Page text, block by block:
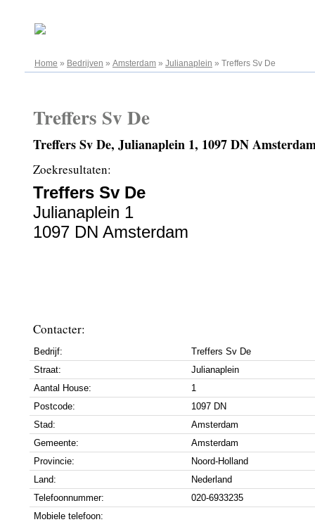
Home » Bedrijven » Amsterdam » Julianaplein » Treffers Sv De
Treffers Sv De
Treffers Sv De, Julianaplein 1, 1097 DN
Zoekresultaten:
Treffers Sv De
Julianaplein 1
1097 DN Amsterdam
Contacter:
Bedrijf:
Treffers Sv De
Straat:
Julianaplein
Aantal House:
1
Postcode:
1097 DN
Stad:
Amsterdam
Gemeente:
Amsterdam
Provincie:
Noord-Holland
Land:
Nederland
Telefoonnummer:
020-6933235
Mobiele telefoon: